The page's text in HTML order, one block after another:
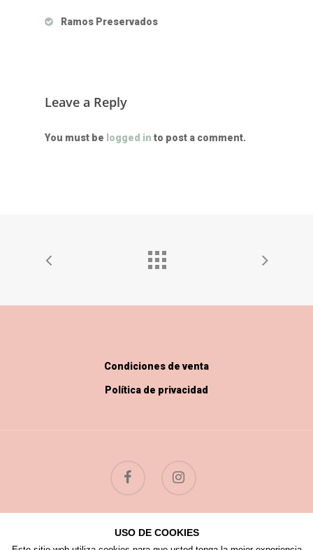
Ramos Preservados
Leave a Reply
You must be logged in to post a comment.
Condiciones de venta
Política de privacidad
© 2026 Flores Silvestres.
USO DE COOKIES